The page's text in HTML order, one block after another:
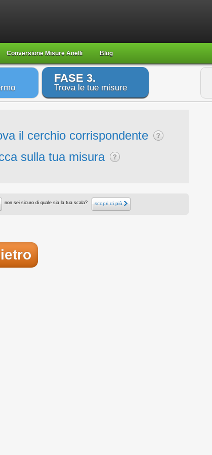
Conversione Misure Anelli Blog
FASE 3.
Trova le tue misure
il cerchio corrispondente
sulla tua misura
non sei sicuro di quale sia la tua scala? scopri di più